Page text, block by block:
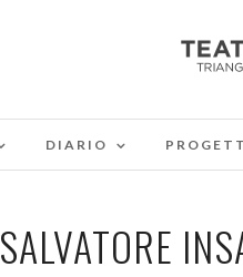
DIARIO
SALVATORE